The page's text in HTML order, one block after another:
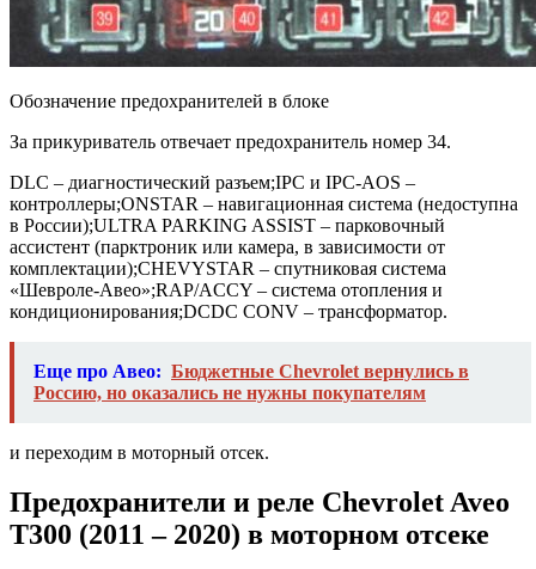
Обозначение предохранителей в блоке
За прикуриватель отвечает предохранитель номер 34.
DLC – диагностический разъем;IPC и IPC-AOS –
контроллеры;ONSTAR – навигационная система (недоступна
в России);ULTRA PARKING ASSIST – парковочный
ассистент (парктроник или камера, в зависимости от
комплектации);CHEVYSTAR – спутниковая система
«Шевроле-Авео»;RAP/ACCY – система отопления и
кондиционирования;DCDC CONV – трансформатор.
Еще про Авео: Бюджетные Chevrolet вернулись в
Россию, но оказались не нужны покупателям
и переходим в моторный отсек.
Предохранители и реле Chevrolet Aveo
T300 (2011 – 2020) в моторном отсеке